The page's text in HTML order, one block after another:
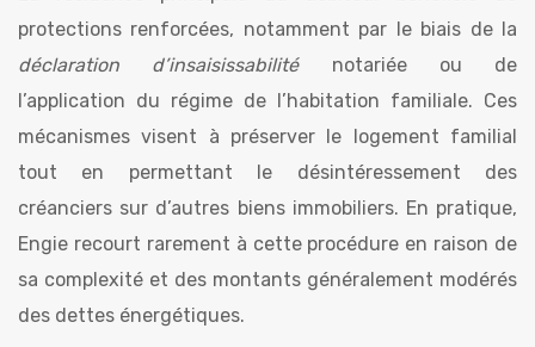
protections renforcées, notamment par le biais de la
déclaration d’insaisissabilité notariée ou de
l’application du régime de l’habitation familiale. Ces
mécanismes visent à préserver le logement familial
tout en permettant le désintéressement des
créanciers sur d’autres biens immobiliers. En pratique,
Engie recourt rarement à cette procédure en raison de
sa complexité et des montants généralement modérés
des dettes énergétiques.